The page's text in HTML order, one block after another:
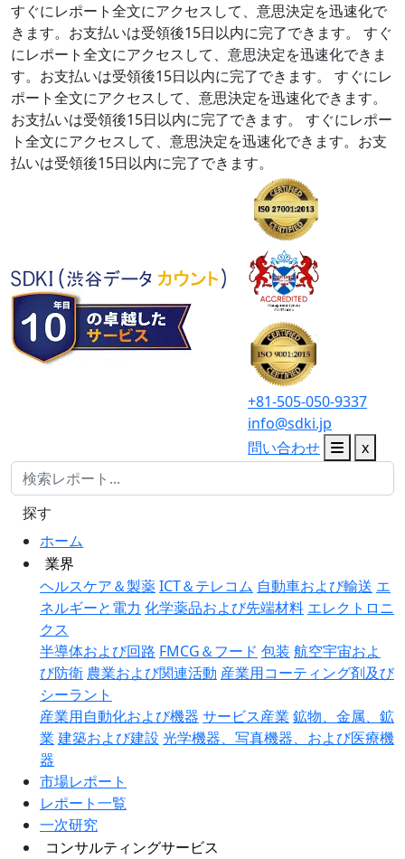
すぐにレポート全文にアクセスして、意思決定を迅速化で
きます。お支払いは受領後15日以内に完了できます。
すぐ
にレポート全文にアクセスして、意思決定を迅速化できま
す。お支払いは受領後15日以内に完了できます。
すぐにレ
ポート全文にアクセスして、意思決定を迅速化できます。
お支払いは受領後15日以内に完了できます。
すぐにレポー
ト全文にアクセスして、意思決定を迅速化できます。お支
払いは受領後15日以内に完了できます。
+81-505-050-9337
info@sdki.jp
問い合わせ
x
ホーム
業界
ヘルスケア＆製薬ICT＆テレコム 自動車および輸送 エ
ネルギーと電力 化学薬品および先端材料 エレクトロニ
クス
半導体および回路 FMCG＆フード 包装 航空宇宙およ
び防衛 農業および関連活動 産業用コーティング剤及び
シーラント
産業用自動化および機器 サービス産業 鉱物、金属、鉱
業 建築および建設 光学機器、写真機器、および医療機
器
市場レポート
レポート一覧
一次研究
コンサルティングサービス
探す